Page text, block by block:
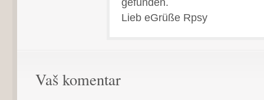
Lieb eGrüße Rpsy
Vaš komentar